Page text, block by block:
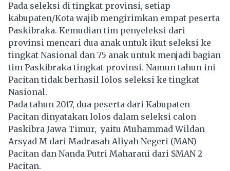
Pada seleksi di tingkat provinsi, setiap
kabupaten/Kota wajib mengirimkan empat peserta
Paskibraka. Kemudian tim penyeleksi dari
provinsi mencari dua anak untuk ikut seleksi ke
tingkat Nasional dan 75 anak untuk menjadi bagian
tim Paskibraka tingkat provinsi. Namun tahun ini
Pacitan tidak berhasil lolos seleksi ke tingkat
Nasional.
Pada tahun 2017, dua peserta dari Kabupaten
Pacitan dinyatakan lolos dalam seleksi calon
Paskibra Jawa Timur, yaitu Muhammad Wildan
Arsyad M dari Madrasah Aliyah Negeri (MAN)
Pacitan dan Nanda Putri Maharani dari SMAN 2
Pacitan.